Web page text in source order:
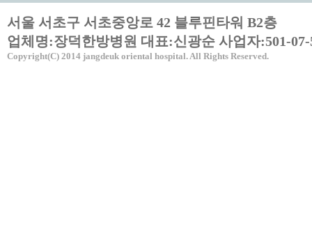
서울 서초구 서초중앙로 42 블루핀타워 B2층
업체명:장덕한방병원 대표:신광순 사업자:501-07-
Copyright(C) 2014 jangdeuk oriental hospital. All Rights Reserved.